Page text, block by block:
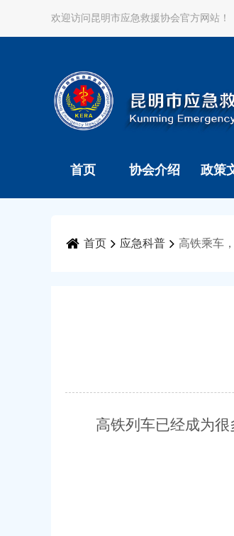
欢迎访问昆明市应急救援协会官方网站！
首页 协会介绍 政策
首页 应急科普 高铁乘车
高铁列车已经成为